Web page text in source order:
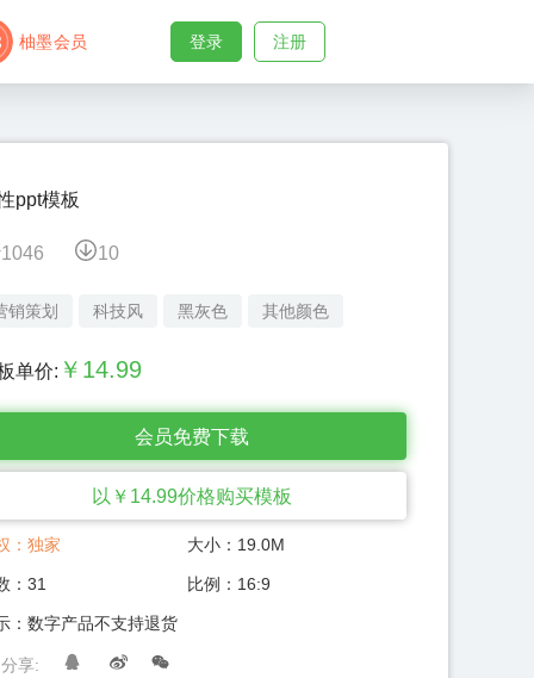
柚墨会员 登录 注册
ppt模板
1046 10
销策划 科技风 黑灰色 其他颜色
单价: ￥ 14.99
会员免费下载
以￥ 14.99价格购买模板
： 独家 大小： 19.0M
： 31 比例： 16:9
：数字产品不支持退货
分享: